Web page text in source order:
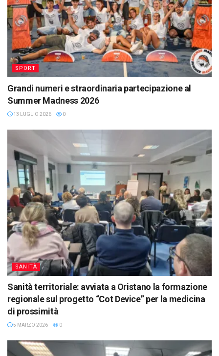
SPORT
Grandi numeri e straordinaria partecipazione al
Summer Madness 2026
13 LUGLIO 2026 0
SANITÀ
Sanità territoriale: avviata a Oristano la formazione
regionale sul progetto “Cot Device” per la medicina
di prossimità
5 MARZO 2026 0